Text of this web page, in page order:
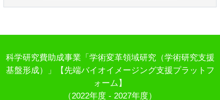
科学研究費助成事業「学術変革領域研究（学術研究支援
基盤形成）」【先端バイオイメージング支援プラットフ
ォーム】
（2022年度 - 2027年度）